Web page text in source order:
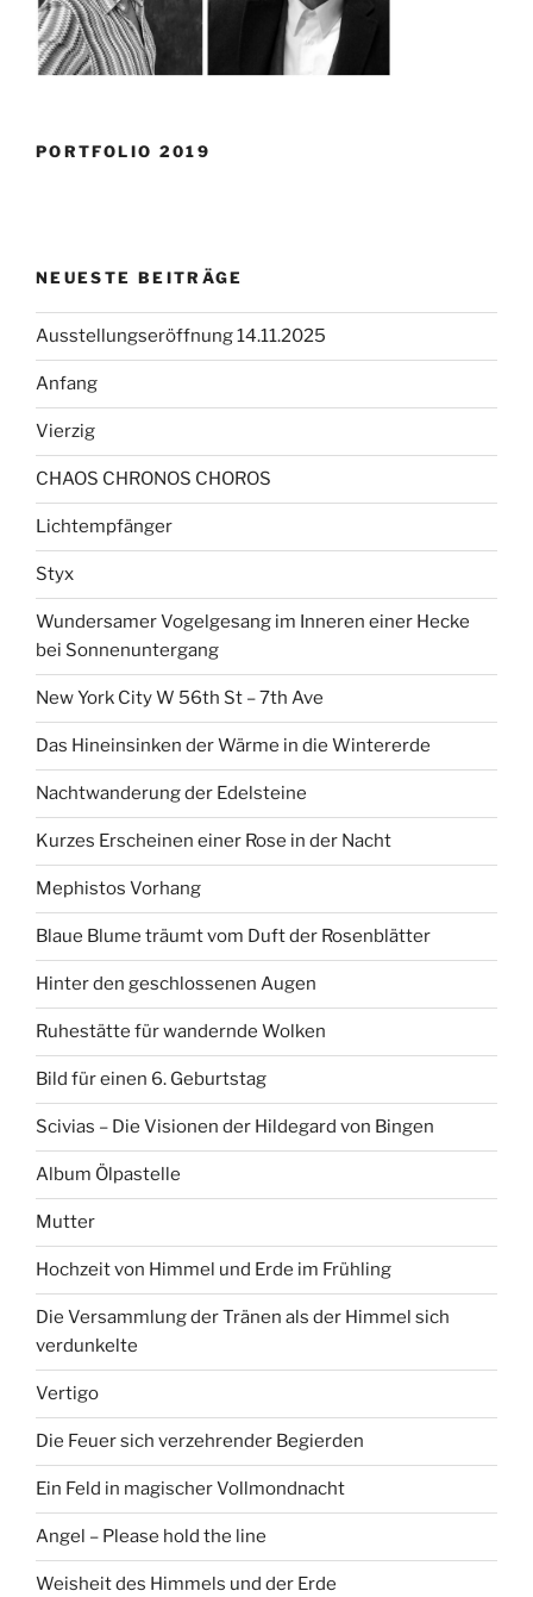
PORTFOLIO 2019
NEUESTE BEITRÄGE
Ausstellungseröffnung 14.11.2025
Anfang
Vierzig
CHAOS CHRONOS CHOROS
Lichtempfänger
Styx
Wundersamer Vogelgesang im Inneren einer Hecke
bei Sonnenuntergang
New York City W 56th St – 7th Ave
Das Hineinsinken der Wärme in die Wintererde
Nachtwanderung der Edelsteine
Kurzes Erscheinen einer Rose in der Nacht
Mephistos Vorhang
Blaue Blume träumt vom Duft der Rosenblätter
Hinter den geschlossenen Augen
Ruhestätte für wandernde Wolken
Bild für einen 6. Geburtstag
Scivias – Die Visionen der Hildegard von Bingen
Album Ölpastelle
Mutter
Hochzeit von Himmel und Erde im Frühling
Die Versammlung der Tränen als der Himmel sich
verdunkelte
Vertigo
Die Feuer sich verzehrender Begierden
Ein Feld in magischer Vollmondnacht
Angel – Please hold the line
Weisheit des Himmels und der Erde